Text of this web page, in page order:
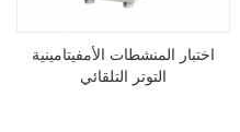
اختبار المنشطات الأمفيتامينية
التوتر التلقائي